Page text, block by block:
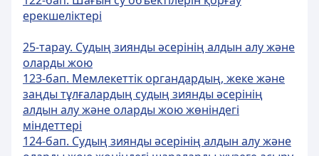
ерекшелiктерi
25-тарау. Судың зиянды әсерінің алдын алу және
оларды жою
123-бап. Мемлекеттік органдардың, жеке және
заңды тұлғалардың судың зиянды әсерiнiң
алдын алу және оларды жою жөніндегі
мiндеттерi
124-бап. Судың зиянды әсерiнiң алдын алу және